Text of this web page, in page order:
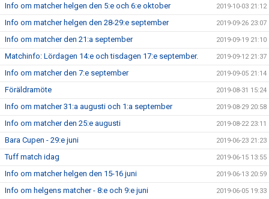
Info om matcher helgen den 5:e och 6:e oktober 2019-10-03 21:12
Info om matcher helgen den 28-29:e september 2019-09-26 23:07
Info om matcher den 21:a september 2019-09-19 21:10
Matchinfo: Lördagen 14:e och tisdagen 17:e september. 2019-09-12 21:37
Info om matcher den 7:e september 2019-09-05 21:14
Föräldramöte 2019-08-31 15:24
Info om matcher 31:a augusti och 1:a september 2019-08-29 20:58
Info om matcher den 25:e augusti 2019-08-22 23:11
Bara Cupen - 29:e juni 2019-06-23 21:23
Tuff match idag 2019-06-15 13:55
Info om matcher helgen den 15-16 juni 2019-06-13 20:59
Info om helgens matcher - 8:e och 9:e juni 2019-06-05 19:33